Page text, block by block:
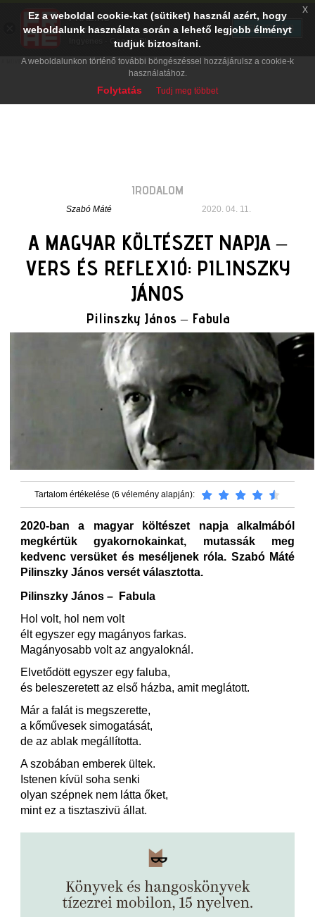
IRODALOM
Szabó Máté 2020. 04. 11.
A MAGYAR KÖLTÉSZET NAPJA –
VERS ÉS REFLEXIÓ: PILINSZKY
JÁNOS
Pilinszky János – Fabula
Tartalom értékelése (6 vélemény alapján):
2020-ban a magyar költészet napja alkalmából
megkértük gyakornokainkat, mutassák meg
kedvenc versüket és meséljenek róla. Szabó Máté
Pilinszky János versét választotta.
Pilinszky János – Fabula
Hol volt, hol nem volt
élt egyszer egy magányos farkas.
Magányosabb volt az angyaloknál.
Elvetődött egyszer egy faluba,
és beleszeretett az első házba, amit meglátott.
Már a falát is megszerette,
a kőművesek simogatását,
de az ablak megállította.
A szobában emberek ültek.
Istenen kívül soha senki
olyan szépnek nem látta őket,
mint ez a tisztaszivü állat.
Ez a weboldal cookie-kat (sütiket) használ azért, hogy
weboldalunk használata során a lehető legjobb élményt
tudjuk biztosítani.
A weboldalunkon történő további böngészéssel hozzájárulsz a cookie-k
használatához.
Folytatás Tudj meg többet
x
PRAE.HU
Digital Evolution
Ingyenes - Google Play
TELEPÍTÉS